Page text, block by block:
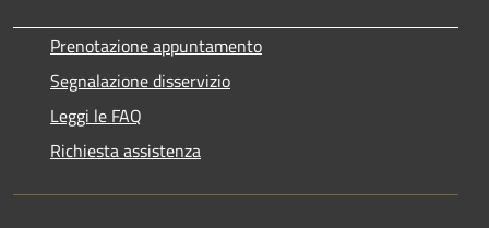
Prenotazione appuntamento
Segnalazione disservizio
Leggi le FAQ
Richiesta assistenza